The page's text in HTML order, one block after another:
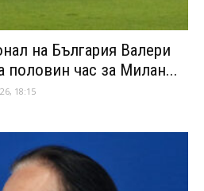
на България Валери
половин час за Милан...
18:15